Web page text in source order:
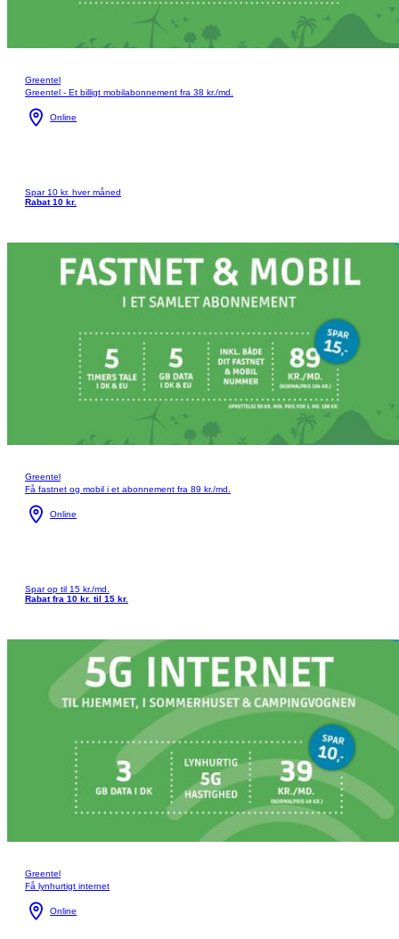
Greentel
Greentel - Et billigt mobilabonnement fra 38 kr./md.
Online
Spar 10 kr. hver måned
Rabat 10 kr.
Greentel
Få fastnet og mobil i et abonnement fra 89 kr./md.
Online
Spar op til 15 kr./md.
Rabat fra 10 kr. til 15 kr.
Greentel
Få lynhurtigt internet
Online